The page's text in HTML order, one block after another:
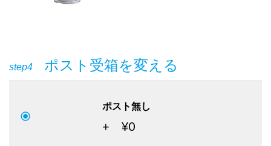
step4 ポスト受箱を変える
ポスト無し
+ ¥0